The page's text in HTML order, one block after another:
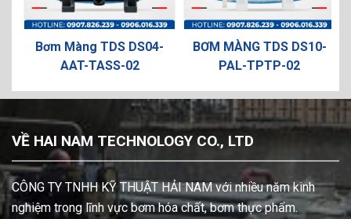
Bơm Màng TDS DS04-
AAT-TASS-02
BƠM MÀNG TDS DS10-
PAL-TPTP-02
VỀ HAI NAM TECHNOLOGY CO., LTD
CÔNG TY TNHH KỸ THUẬT HẢI NAM với nhiều năm kinh
nghiệm trong lĩnh vực bơm hóa chất, bơm thực phẩm.